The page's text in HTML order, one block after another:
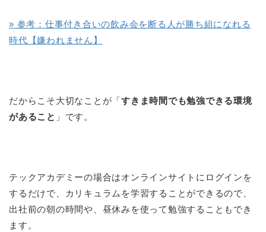
» 参考：仕事付き合いの飲み会を断る人が勝ち組になれる
時代【嫌われません】
だからこそ大切なことが「すきま時間でも勉強できる環境
があること 」です。
テックアカデミーの場合はオンラインサイトにログインを
するだけで、カリキュラムを学習することができるので、
出社前の朝の時間や、昼休みを使って勉強することもでき
ます。